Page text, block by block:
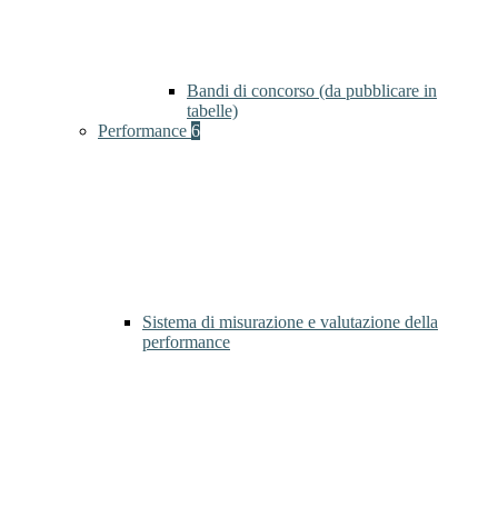
Bandi di concorso (da pubblicare in
tabelle)
Performance 6
Sistema di misurazione e valutazione della
performance